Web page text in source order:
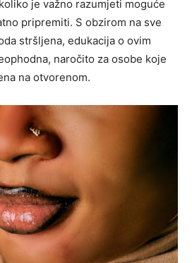
je važno razumjeti moguće
pripremiti. S obzirom na sve
stršljena, edukacija o ovim
naročito za osobe koje
na otvorenom.